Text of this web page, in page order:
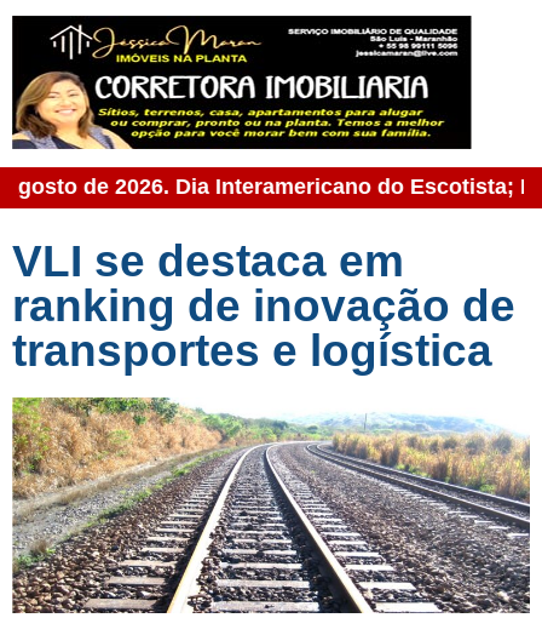
de 2026. Dia Interamericano do Escotista;
VLI se destaca em
ranking de inovação de
transportes e logística